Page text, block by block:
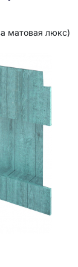
матовая люкс)